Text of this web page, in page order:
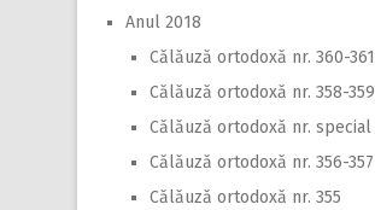
Anul 2018
Călăuză ortodoxă nr. 360-361
Călăuză ortodoxă nr. 358-359
Călăuză ortodoxă nr. special
Călăuză ortodoxă nr. 356-357
Călăuză ortodoxă nr. 355